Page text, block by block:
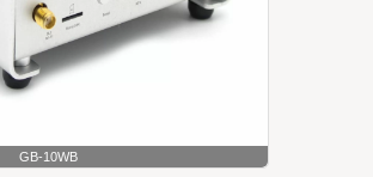
GB-10WB